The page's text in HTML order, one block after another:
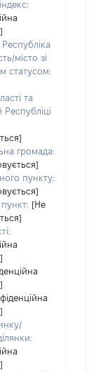
місто зі
статусом:
та
громада:
пункту:
[Не